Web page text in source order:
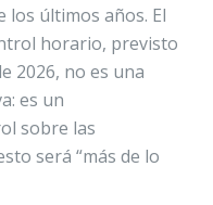
los últimos años. El
horario, previsto
2026, no es una
es un
sobre las
será “más de lo